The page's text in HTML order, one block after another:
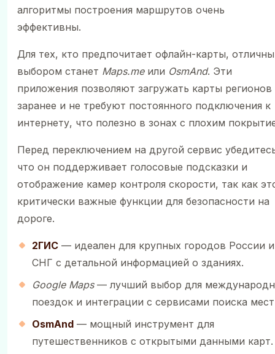
алгоритмы построения маршрутов очень
эффективны.
Для тех, кто предпочитает офлайн-карты,
выбором станет Maps.meили OsmAnd. Эти
приложения позволяют загружать карты регионов
заранее и не требуют постоянного подключения к
интернету, что полезно в зонах с плохим
Перед переключением на другой сервис
что он поддерживает голосовые подсказки и
отображение камер контроля скорости, так как
критически важные функции для безопасности на
дороге.
2ГИС — идеален для крупных городов России и
СНГ с детальной информацией о зданиях.
Google Maps— лучший выбор для
поездок и интеграции с сервисами поиска
OsmAnd — мощный инструмент для
путешественников с открытыми данными карт.